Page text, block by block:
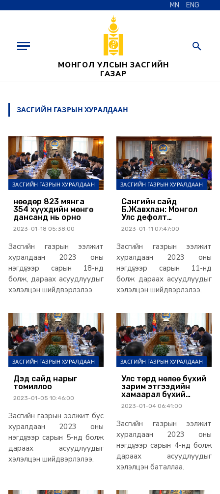
MN ENG
МОНГОЛ УЛСЫН ЗАСГИЙН
ГАЗАР
ЗАСГИЙН ГАЗРЫН ХУРАЛДААН
ЗАСГИЙН ГАЗРЫН ХУРАЛДААН
Өнөөдөр 823 мянга
354 хүүхдийн мөнгө
дансанд нь орно
2023-01-18 05:38:00
Засгийн газрын ээлжит
хуралдаан 2023 оны
нэгдүгээр сарын 18-нд
болж, дараах асуудлуудыг
хэлэлцэн шийдвэрлэлээ.
ЗАСГИЙН ГАЗРЫН ХУРАЛДААН
Сангийн сайд
Б.Жавхлан: Монгол
Улс дефолт
эрсдэлээс бүрэн
гарлаа
2023-01-11 07:47:00
Засгийн газрын ээлжит
хуралдаан 2023 оны
нэгдүгээр сарын 11-нд
болж дараах асуудлуудыг
хэлэлцэн шийдвэрлэлээ.
ЗАСГИЙН ГАЗРЫН ХУРАЛДААН
Дэд сайд нарыг
томиллоо
2023-01-05 10:46:00
Засгийн газрын ээлжит бус
хуралдаан 2023 оны
нэгдүгээр сарын 5-нд болж
дараах асуудлуудыг
хэлэлцэн шийдвэрлэлээ.
ЗАСГИЙН ГАЗРЫН ХУРАЛДААН
Улс төрд нөлөө бүхий
зарим этгээдийн
хамаарал бүхий
этгээд төрд удирдах
алба хашихгүй,
тендер
шалгаруулалтад
оролцохгүй
2023-01-04 06:41:00
Засгийн газрын ээлжит
хуралдаан 2023 оны
нэгдүгээр сарын 4-нд болж
дараах асуудлуудыг
хэлэлцэн баталлаа.